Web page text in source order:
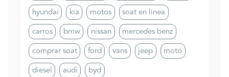
hyundai
kia motos
soat en linea
carros
bmw nissan
mercedes benz
comprar soat
ford vans jeep
moto
diesel
audi byd